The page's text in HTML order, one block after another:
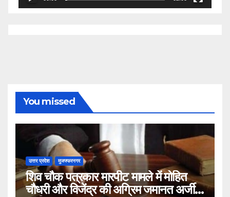
You missed
उत्तर प्रदेश मुजफ्फरनगर
शिव चौक पत्रकार मारपीट मामले में मोहित
चौधरी और विजेंद्र की अग्रिम जमानत अर्जी